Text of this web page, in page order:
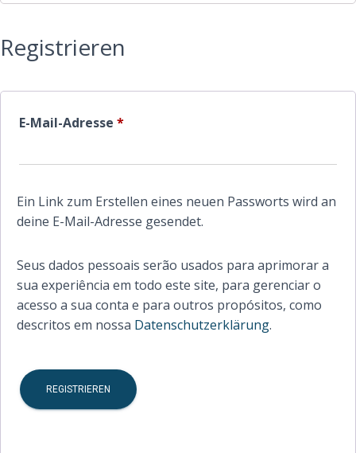
Registrieren
E-Mail-Adresse *Erforderlich
Ein Link zum Erstellen eines neuen Passworts wird an
deine E-Mail-Adresse gesendet.
Seus dados pessoais serão usados para aprimorar a
sua experiência em todo este site, para gerenciar o
acesso a sua conta e para outros propósitos, como
descritos em nossa Datenschutzerklärung.
REGISTRIEREN